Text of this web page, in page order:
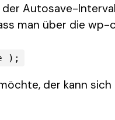
Autosave-
man über die wp-
);
der kann sich